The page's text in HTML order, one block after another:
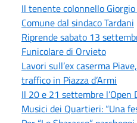
Il tenente colonnello
Comune dal sindaco Tardani
Riprende sabato 13
Funicolare di Orvieto
Lavori sull’ex caserma
traffico in Piazza d’Armi
Il 20 e 21 settembre
Musici dei Quartieri: “Una